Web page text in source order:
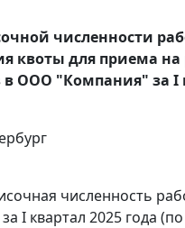
численности
квоты для приема на
ООО "Компания" за I
численность
I квартал 2025 года